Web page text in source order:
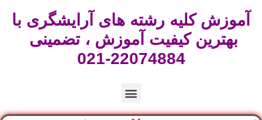
آموزش کلیه رشته های آرایشگری با
بهترین کیفیت آموزش ، تضمینی
22074884-021